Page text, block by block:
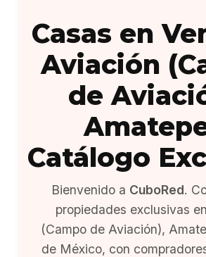
Casas en
Aviación
de
Catálogo
Bienvenido a CuboRed.
propiedades exclusivas
(Campo de Aviación),
de México, con